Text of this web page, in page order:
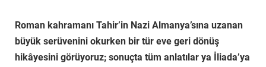
Roman kahramanı Tahir’in Nazi Almanya’sına uzanan
büyük serüvenini okurken bir tür eve geri dönüş
hikâyesini görüyoruz; sonuçta tüm anlatılar ya İliada’ya